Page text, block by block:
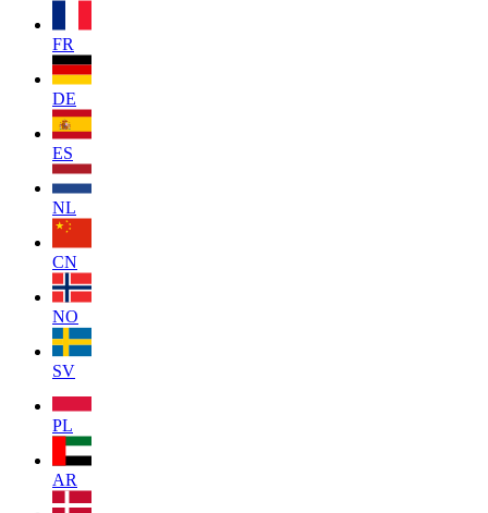
FR
DE
ES
NL
CN
NO
SV
PL
AR